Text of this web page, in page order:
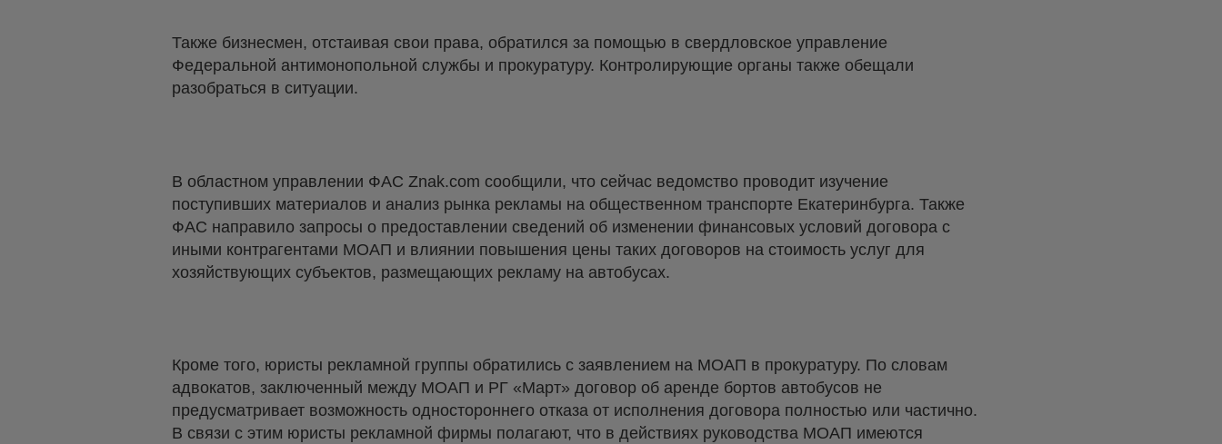
Также бизнесмен, отстаивая свои права, обратился за помощью в свердловское управление
Федеральной антимонопольной службы и прокуратуру. Контролирующие органы также обещали
разобраться в ситуации.
В областном управлении ФАС Znak.com сообщили, что сейчас ведомство проводит изучение
поступивших материалов и анализ рынка рекламы на общественном транспорте Екатеринбурга. Также
ФАС направило запросы о предоставлении сведений об изменении финансовых условий договора с
иными контрагентами МОАП и влиянии повышения цены таких договоров на стоимость услуг для
хозяйствующих субъектов, размещающих рекламу на автобусах.
Кроме того, юристы рекламной группы обратились с заявлением на МОАП в прокуратуру. По словам
адвокатов, заключенный между МОАП и РГ «Март» договор об аренде бортов автобусов не
предусматривает возможность одностороннего отказа от исполнения договора полностью или частично.
В связи с этим юристы рекламной фирмы полагают, что в действиях руководства МОАП имеются